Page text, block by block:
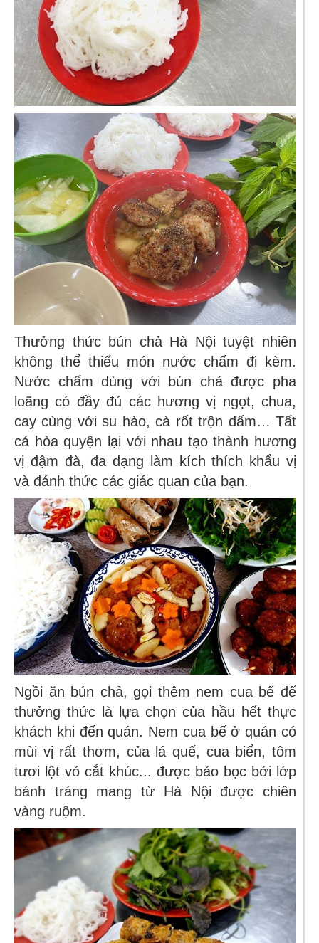
Thưởng thức bún chả Hà Nội tuyệt nhiên
không thể thiếu món nước chấm đi kèm.
Nước chấm dùng với bún chả được pha
loãng có đầy đủ các hương vị ngọt, chua,
cay cùng với su hào, cà rốt trộn dấm… Tất
cả hòa quyện lại với nhau tạo thành hương
vị đậm đà, đa dạng làm kích thích khẩu vị
và đánh thức các giác quan của bạn.
Ngồi ăn bún chả, gọi thêm nem cua bể để
thưởng thức là lựa chọn của hầu hết thực
khách khi đến quán. Nem cua bể ở quán có
mùi vị rất thơm, của lá quế, cua biển, tôm
tươi lột vỏ cắt khúc... được bảo bọc bởi lớp
bánh tráng mang từ Hà Nội được chiên
vàng ruộm.